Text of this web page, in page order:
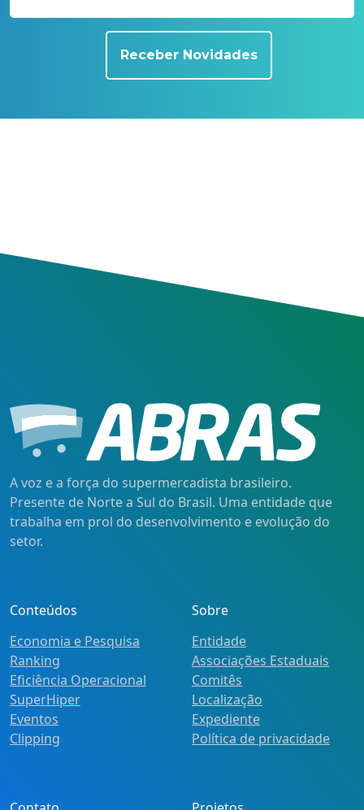
Receber Novidades
A voz e a força do supermercadista brasileiro.
Presente de Norte a Sul do Brasil. Uma entidade que
trabalha em prol do desenvolvimento e evolução do
setor.
Conteúdos
Economia e Pesquisa
Ranking
Eficiência Operacional
SuperHiper
Eventos
Clipping
Sobre
Entidade
Associações Estaduais
Comitês
Localização
Expediente
Política de privacidade